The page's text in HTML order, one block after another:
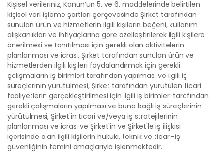
Kişisel verileriniz, Kanun’un 5. ve 6. maddelerinde belirtilen
kişisel veri işleme şartları çerçevesinde Şirket tarafından
sunulan ürün ve hizmetlerin ilgili kişilerin beğeni, kullanım
alışkanlıkları ve ihtiyaçlarına göre özelleştirilerek ilgili kişilere
önerilmesi ve tanıtılması için gerekli olan aktivitelerin
planlanması ve icrası, Şirket tarafından sunulan ürün ve
hizmetlerden ilgili kişileri faydalandırmak için gerekli
çalışmaların iş birimleri tarafından yapılması ve ilgili iş
süreçlerinin yürütülmesi, Şirket tarafından yürütülen ticari
faaliyetlerin gerçekleştirilmesi için ilgili iş birimleri tarafından
gerekli çalışmaların yapılması ve buna bağlı iş süreçlerinin
yürütülmesi, Şirket'in ticari ve/veya iş stratejilerinin
planlanması ve icrası ve Şirket'in ve Şirket'le iş ilişkisi
içerisinde olan ilgili kişilerin hukuki, teknik ve ticari-iş
güvenliğinin temini amaçlarıyla işlenmektedir.